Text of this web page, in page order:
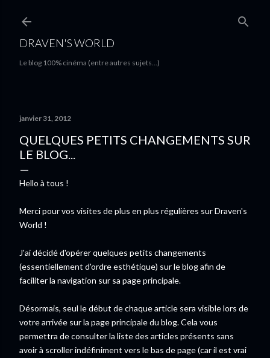
DRAVEN'S WORLD
Le blog 100% cinéma (entre autres sujets...)
janvier 31, 2012
QUELQUES PETITS CHANGEMENTS SUR
LE BLOG...
Hello à tous !
Merci pour vos visites de plus en plus régulières sur Draven's
World !
J'ai décidé d'opérer quelques petits changements
(essentiellement d'ordre esthétique) sur le blog afin de
faciliter la navigation sur sa page principale.
Désormais, seul le début de chaque article sera visible lors de
votre arrivée sur la page principale du blog. Cela vous
permettra de consulter la liste des articles présents sans
avoir à scroller indéfiniment vers le bas de page (car il est vrai